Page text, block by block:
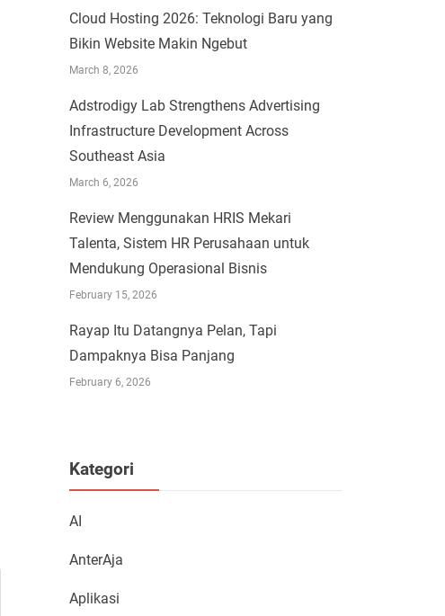
Cloud Hosting 2026: Teknologi Baru yang
Bikin Website Makin Ngebut
March 8, 2026
Adstrodigy Lab Strengthens Advertising
Infrastructure Development Across
Southeast Asia
March 6, 2026
Review Menggunakan HRIS Mekari
Talenta, Sistem HR Perusahaan untuk
Mendukung Operasional Bisnis
February 15, 2026
Rayap Itu Datangnya Pelan, Tapi
Dampaknya Bisa Panjang
February 6, 2026
Kategori
AI
AnterAja
Aplikasi